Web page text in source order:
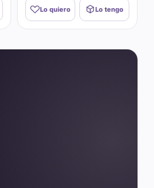
Lo quiero Lo tengo